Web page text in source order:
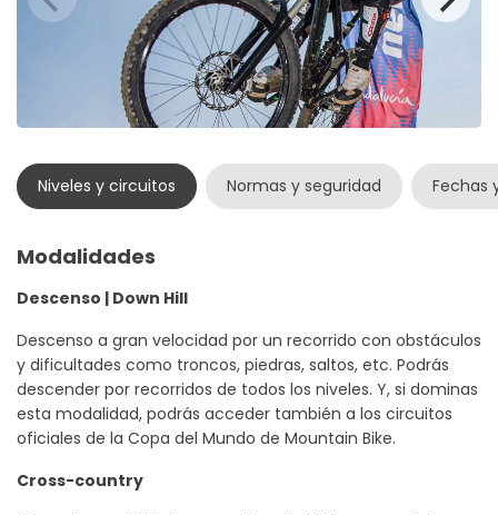
Niveles y circuitos Normas y seguridad Fechas
Modalidades
Descenso | Down Hill
Descenso a gran velocidad por un recorrido con obstáculos
y dificultades como troncos, piedras, saltos, etc. Podrás
descender por recorridos de todos los niveles. Y, si dominas
esta modalidad, podrás acceder también a los circuitos
oficiales de la Copa del Mundo de Mountain Bike.
Cross-country